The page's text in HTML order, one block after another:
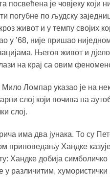
посвећена је човјеку који
погубне по људску
живот и у темпу својих
у ’68, није пришао
Његов живот и дјело
на крај са овим
Ломпар указао је на
слој који почива на
слој.
има два јунака. То су
приповедању Хандке
Хандке добија
у различитим,